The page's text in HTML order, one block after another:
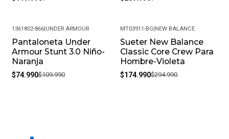
-32%
1361802-866| UNDER ARMOUR
Pantaloneta Under
Armour Stunt 3.0 Niño-
Naranja
$74.990$109.990
-41%
MT03911-BG NEW BALANCE
Sueter New Balance
Classic Core Crew Para
Hombre-Violeta
$174.990$294.990